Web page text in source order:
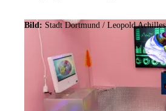
Bild: Stadt Dortmund / Leopold Achilles